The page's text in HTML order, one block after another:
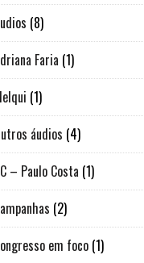
(8)
Faria (1)
(1)
áudios (4)
– Paulo Costa (1)
(2)
em foco (1)